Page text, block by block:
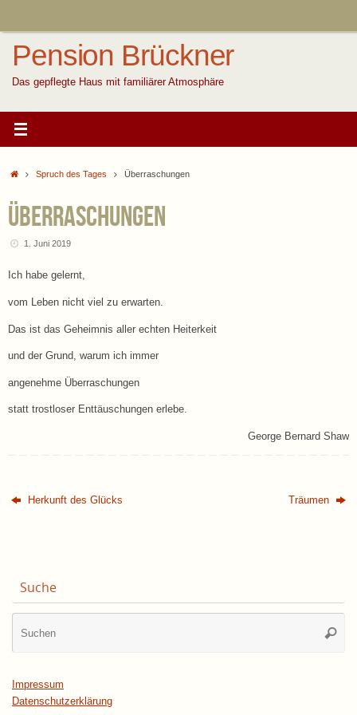
Pension Brückner
Das gepflegte Haus mit familiärer Atmosphäre
StartSpruch des Tages Überraschungen
Überraschungen
1. Juni 2019
Ich habe gelernt,
vom Leben nicht viel zu erwarten.
Das ist das Geheimnis aller echten Heiterkeit
und der Grund, warum ich immer
angenehme Überraschungen
statt trostloser Enttäuschungen erlebe.
George Bernard Shaw
Herkunft des Glücks Träumen
Suche
Impressum
Datenschutzerklärung